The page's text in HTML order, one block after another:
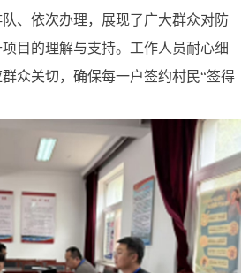
、依次办理，展现了广大群众对防
目的理解与支持。工作人员耐心细
众关切，确保每一户签约村民“签得